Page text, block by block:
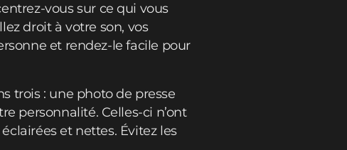
vous sur ce qui vous
droit à votre son, vos
et rendez-le facile pour
trois : une photo de presse
personnalité. Celles-ci n’ont
et nettes. Évitez les